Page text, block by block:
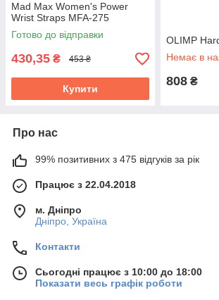
Mad Max Women's Power
Wrist Straps MFA-275
Готово до відправки
430,35 ₴ 453 ₴
Купити
OLIMP
Немає в
808 ₴
Про нас
99% позитивних з 475 відгуків за рік
Працює з 22.04.2018
м. Дніпро
Дніпро, Україна
Контакти
Сьогодні працює з 10:00 до 18:00
Показати весь графік роботи